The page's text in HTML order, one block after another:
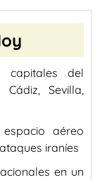
del
Sevilla,
aéreo
iraníes
en un